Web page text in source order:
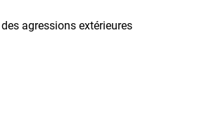
agressions extérieures